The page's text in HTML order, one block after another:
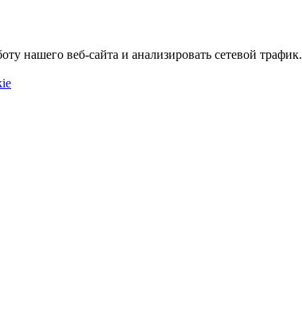
нашего веб-сайта и анализировать сетевой трафик.